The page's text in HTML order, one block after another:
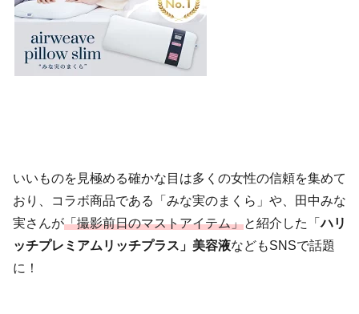
いいものを見極める確かな目は多くの女性の信頼を集めて
おり、コラボ商品である「みな実のまくら」や、田中みな
実さんが「撮影前日のマストアイテム」と紹介した「ハリ
ッチプレミアムリッチプラス」美容液などもSNSで話題
に！